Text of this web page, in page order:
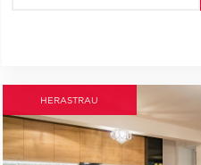
HERASTRAU